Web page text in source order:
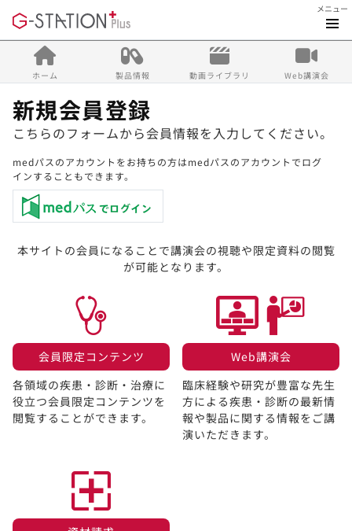
メニュー
ホーム 製品情報 動画ライブラリ Web講演会
新規会員登録
こちらのフォームから会員情報を入力してください。
medパスのアカウントをお持ちの方はmedパスのアカウントでログ
インすることもできます。
本サイトの会員になることで講演会の視聴や限定資料の閲覧
が可能となります。
会員限定コンテンツ​
各領域の疾患・診断・治療に
役立つ会員限定コンテンツを
閲覧することができます。​
Web講演会​
臨床経験や研究が豊富な先生
方による疾患・診断の最新情
報や製品に関する情報をご講
演いただきます。